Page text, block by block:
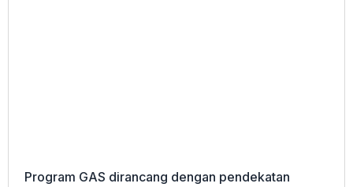
Program GAS dirancang dengan pendekatan